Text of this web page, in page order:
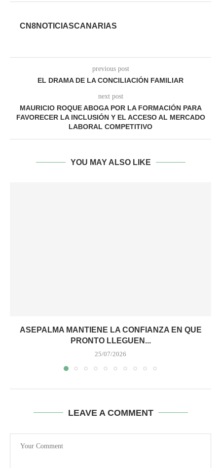
CN8NOTICIASCANARIAS
previous post
EL DRAMA DE LA CONCILIACIÓN FAMILIAR
next post
MAURICIO ROQUE ABOGA POR LA FORMACIÓN PARA
FAVORECER LA INCLUSIÓN Y EL ACCESO AL MERCADO
LABORAL COMPETITIVO
YOU MAY ALSO LIKE
ASEPALMA MANTIENE LA CONFIANZA EN QUE
PRONTO LLEGUEN...
25/07/2026
LEAVE A COMMENT